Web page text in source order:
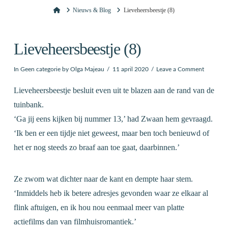
HomeNieuws & Blog Lieveheersbeestje (8)
Lieveheersbeestje (8)
In Geen categorieby Olga Majeau 11 april 2020 Leave a Comment
Lieveheersbeestje besluit even uit te blazen aan de rand van de
tuinbank.
‘Ga jij eens kijken bij nummer 13,’ had Zwaan hem gevraagd.
‘Ik ben er een tijdje niet geweest, maar ben toch benieuwd of
het er nog steeds zo braaf aan toe gaat, daarbinnen.’
Ze zwom wat dichter naar de kant en dempte haar stem.
‘Inmiddels heb ik betere adresjes gevonden waar ze elkaar al
flink aftuigen, en ik hou nou eenmaal meer van platte
actiefilms dan van filmhuisromantiek.’